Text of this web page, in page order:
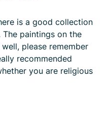
is a good collection
paintings on the
please remember
recommended
you are religious